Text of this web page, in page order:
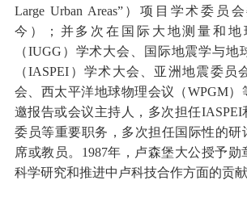
Large Urban Areas”）项目学术委员
今）；并多次在国际大地测量和地
（IUGG）学术大会、国际地震学与地
（IASPEI）学术大会、亚洲地震委员
会、西太平洋地球物理会议（WPGM）
邀报告或会议主持人，多次担任IASPEI
委员等重要职务，多次担任国际性的研
席或教员。1987年，卢森堡大公授予勋
科学研究和推进中卢科技合作方面的贡献